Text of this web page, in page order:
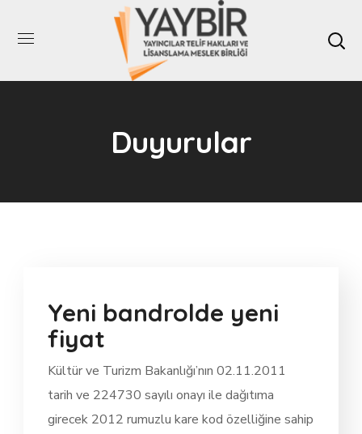
Duyurular
Yeni bandrolde yeni
fiyat
Kültür ve Turizm Bakanlığı’nın 02.11.2011
tarih ve 224730 sayılı onayı ile dağıtıma
girecek 2012 rumuzlu kare kod özelliğine sahip